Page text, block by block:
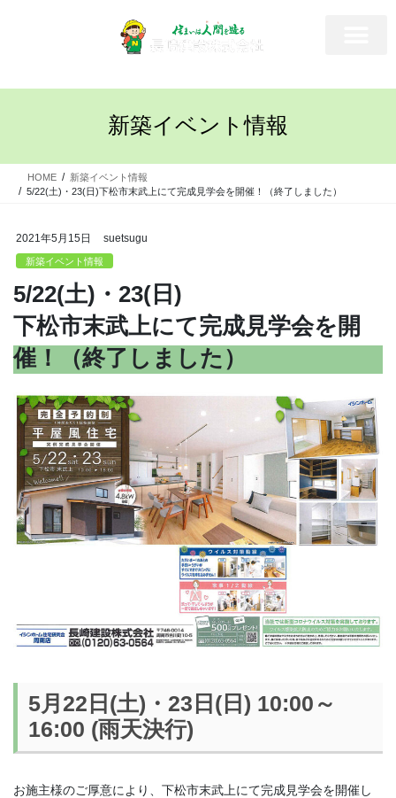
新築イベント情報
HOME
新築イベント情報
5/22(土)・23(日)下松市末武上にて完成見学会を開催！（終了しました）
2021年5月15日 suetsugu
新築イベント情報
5/22(土)・23(日)
下松市末武上にて完成見学会を開
催！（終了しました）
5月22日(土)・23日(日) 10:00～
16:00 (雨天決行)
お施主様のご厚意により、下松市末武上にて完成見学会を開催し